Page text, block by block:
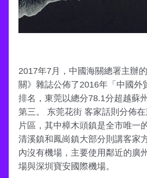
2017年7月，中國海關總署主辦
關》雜誌公佈了2016年「中國外
排名，東莞以總分78.1分超越蘇
第三。 东莞花街 客家話則分佈
片區，其中樟木頭鎮是全市唯一
清溪鎮和鳳崗鎮大部分則講客家
內沒有機場，主要使用鄰近的廣
場與深圳寶安國際機場。